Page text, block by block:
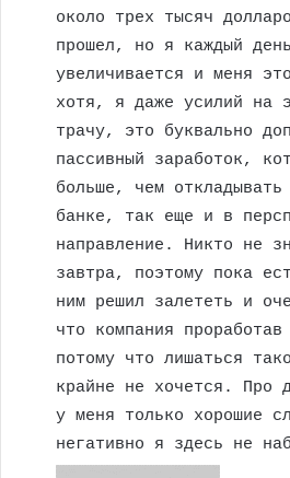
около трех тысяч
прошел, но я каждый
увеличивается и меня
хотя, я даже усилий на
трачу, это буквально
пассивный заработок,
больше, чем
банке, так еще и в
направление. Никто не
завтра, поэтому пока
ним решил залететь и
что компания
потому что лишаться
крайне не хочется. Про
у меня только хорошие
негативно я здесь не